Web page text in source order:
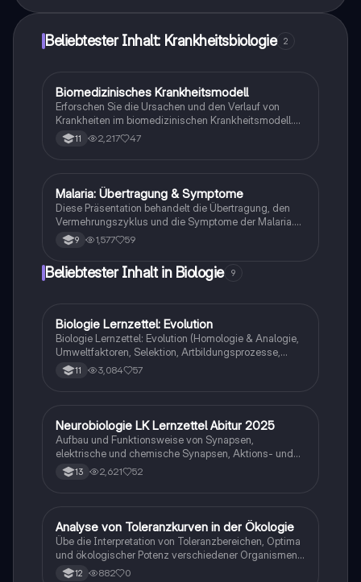
Beliebtester Inhalt: Krankheitsbiologie 2
Biologie
Biomedizinisches Krankheitsmodell
Erforschen Sie die Ursachen und den Verlauf von
Krankheiten im biomedizinischen Krankheitsmodell.
Diese Zusammenfassung behandelt die
Pathogenese, die Rolle von Symptomen, die
Studierende der Gesundheitswissenschaften, die ein
tieferes Verständnis für medizinische Diagnosen und
Therapien entwickeln möchten.
11 2,217 47
Biologie
Malaria: Übertragung & Symptome
Diese Präsentation behandelt die Übertragung, den
Vermehrungszyklus und die Symptome der Malaria.
Erfahren Sie mehr über die Rolle der Anopheles-
Mücke, die verschiedenen Malariaformen und die
Studierende der Biologie und Medizin.
9 1,577 59
Beliebtester Inhalt in Biologie 9
Biologie
Biologie Lernzettel: Evolution
Biologie Lernzettel: Evolution (Homologie & Analogie,
Umweltfaktoren, Selektion, Artbildungsprozesse,
Klimaregeln, Konkurrenz, Evolution des Menschen…)
11 3,084 57
Biologie
Neurobiologie LK Lernzettel Abitur 2025
Aufbau und Funktionsweise von Synapsen,
elektrische und chemische Synapsen, Aktions- und
Ruhepotential
13 2,621 52
ABiologie
Analyse von Toleranzkurven in der Ökologie
Übe die Interpretation von Toleranzbereichen, Optima
und ökologischer Potenz verschiedener Organismen
gegenüber Umweltfaktoren.
12 882 0